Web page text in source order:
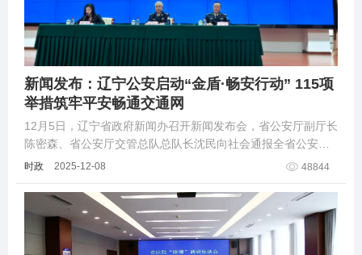
新闻发布：辽宁公安启动“金盾·畅安行动” 115项
举措筑牢平安畅通交通网
12月5日，辽宁省政府新闻办召开新闻发布会，省公安厅副厅长
陈密森、省公安厅交管总队总队长沈民向社会通报全省公安机
关“金盾·畅安行动”相关情况
时政 2025-12-08 48844